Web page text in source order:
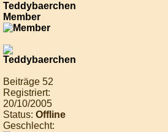
Teddybaerchen
Member
Beiträge 52
Registriert:
20/10/2005
Status: Offline
Geschlecht: